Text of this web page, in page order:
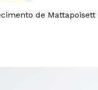
de Mattapoisett